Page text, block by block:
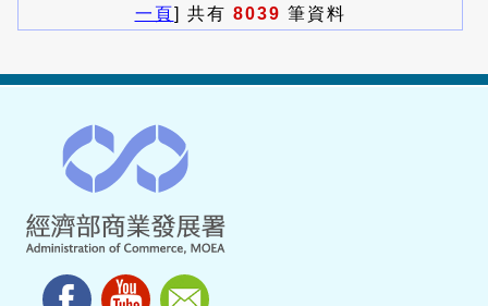
一頁] 共有 8039 筆資料